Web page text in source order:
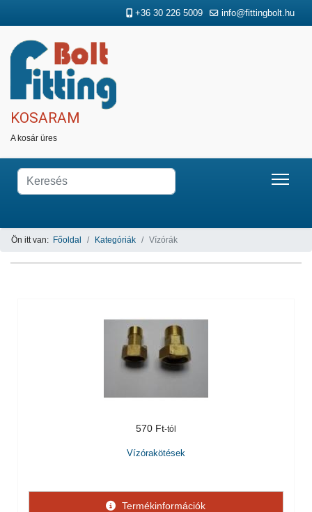
+36 30 226 5009 info@fittingbolt.hu
KOSARAM
A kosár üres
Ön itt van: Főoldal Kategóriák Vízórák
570 Ft
Vízórakötések
Termékinformációk